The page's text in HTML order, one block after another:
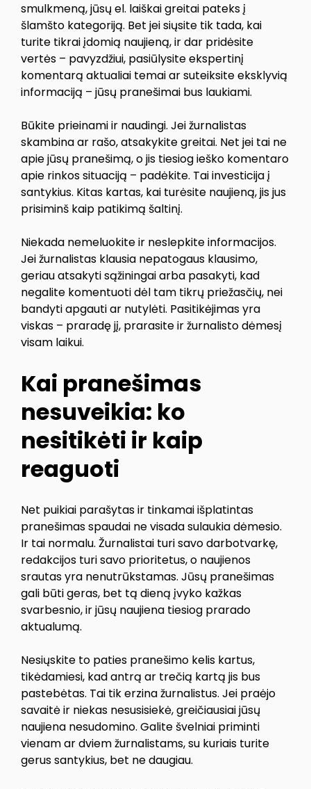
smulkmeną, jūsų el. laiškai greitai pateks į
šlamšto kategoriją. Bet jei siųsite tik tada, kai
turite tikrai įdomią naujieną, ir dar pridėsite
vertės – pavyzdžiui, pasiūlysite ekspertinį
komentarą aktualiai temai ar suteiksite eksklyvią
informaciją – jūsų pranešimai bus laukiami.
Būkite prieinami ir naudingi. Jei žurnalistas
skambina ar rašo, atsakykite greitai. Net jei tai ne
apie jūsų pranešimą, o jis tiesiog ieško komentaro
apie rinkos situaciją – padėkite. Tai investicija į
santykius. Kitas kartas, kai turėsite naujieną, jis jus
prisiminš kaip patikimą šaltinį.
Niekada nemeluokite ir neslepkite informacijos.
Jei žurnalistas klausia nepatogaus klausimo,
geriau atsakyti sąžiningai arba pasakyti, kad
negalite komentuoti dėl tam tikrų priežasčių, nei
bandyti apgauti ar nutylėti. Pasitikėjimas yra
viskas – praradę jį, prarasite ir žurnalisto dėmesį
visam laikui.
Kai pranešimas
nesuveikia: ko
nesitikėti ir kaip
reaguoti
Net puikiai parašytas ir tinkamai išplatintas
pranešimas spaudai ne visada sulaukia dėmesio.
Ir tai normalu. Žurnalistai turi savo darbotvarkę,
redakcijos turi savo prioritetus, o naujienos
srautas yra nenutrūkstamas. Jūsų pranešimas
gali būti geras, bet tą dieną įvyko kažkas
svarbesnio, ir jūsų naujiena tiesiog prarado
aktualumą.
Nesiųskite to paties pranešimo kelis kartus,
tikėdamiesi, kad antrą ar trečią kartą jis bus
pastebėtas. Tai tik erzina žurnalistus. Jei praėjo
savaitė ir niekas nesusisiekė, greičiausiai jūsų
naujiena nesudomino. Galite švelniai priminti
vienam ar dviem žurnalistams, su kuriais turite
gerus santykius, bet ne daugiau.